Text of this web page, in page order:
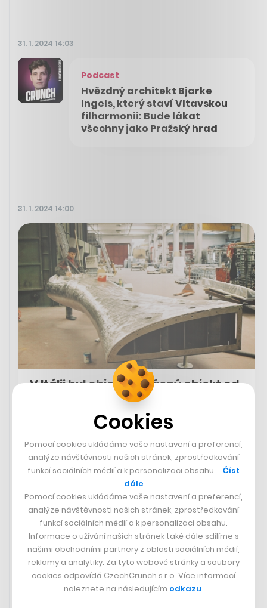
31. 1. 2024 14:03
Podcast
Hvězdný architekt Bjarke
Ingels, který staví Vltavskou
filharmonii: Bude lákat
všechny jako Pražský hrad
31. 1. 2024 14:00
V Itálii byl objeven vzácný objekt od
Kaplického. Devítimetrová kapka
vody bude letos k vidění v Praze
SÁRA GOLDBERGEROVÁ
31. 1. 2024 12:33
Cookies
Pomocí cookies ukládáme vaše nastavení a preferencí,
analýze návštěvnosti našich stránek, zprostředkování
funkcí sociálních médií a k personalizaci obsahu … Číst
dále
Pomocí cookies ukládáme vaše nastavení a preferencí,
analýze návštěvnosti našich stránek, zprostředkování
funkcí sociálních médií a k personalizaci obsahu.
Informace o užívání našich stránek také dále sdílíme s
našimi obchodními partnery z oblasti sociálních médií,
reklamy a analytiky. Za tyto webové stránky a soubory
cookies odpovídá CzechCrunch s.r.o. Více informací
naleznete na následujícím odkazu.